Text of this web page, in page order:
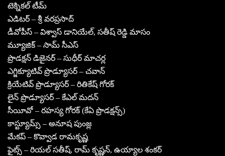
టెక్నికల్ టీమ్
ఎడిటర్ – శ్రీ వరప్రసాద్
డీవోపీస్ – విశ్వాస్ డానియేల్, సతీష్ రెడ్డి మాసం
మ్యూజిక్ – సామ్ సీఎస్
ప్రొడక్షన్ డిజైనర్ – సుధీర్ మాచర్ల
ఎగ్జిక్యూటివ్ ప్రొడ్యూసర్ – చవాన్
క్రియేటివ్ ప్రొడ్యూసర్ – రితికేష్ గోరక్
లైన్ ప్రొడ్యూసర్ – కేఎల్ మదన్
సీయీవో – రహస్య గోరక్ (కేఏ ప్రొడక్షన్స్)
కాస్ట్యూమ్స్ – అనూష పుంజ్ల
మేకప్ – కొవ్వాడ రామకృష్ణ
ఫైట్స్ – రియల్ సతీష్, రామ్ కృష్ణన్, ఉయ్యాల శంకర్